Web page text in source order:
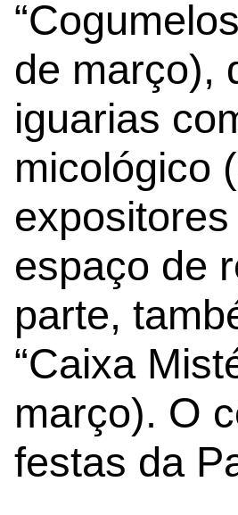
de março),
iguarias
micológico
espaço de
parte,
“Caixa
março). O
festas da